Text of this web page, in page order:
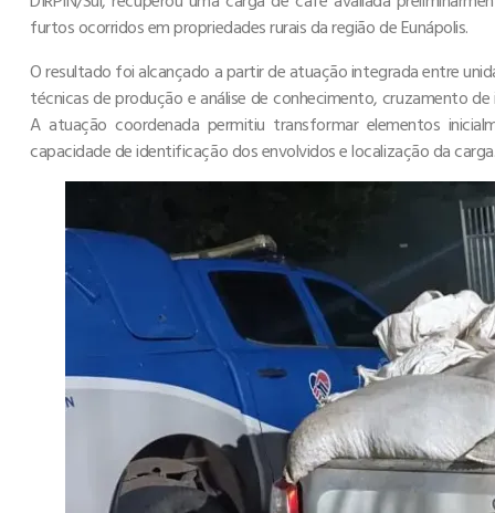
furtos ocorridos em propriedades rurais da região de Eunápolis.
O resultado foi alcançado a partir de atuação integrada entre
técnicas de produção e análise de conhecimento, cruzamento
A atuação coordenada permitiu transformar elementos
capacidade de identificação dos envolvidos e localização da carga.